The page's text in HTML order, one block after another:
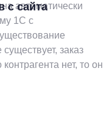
с сайта
автоматически
1С с
заказ
нет, то он